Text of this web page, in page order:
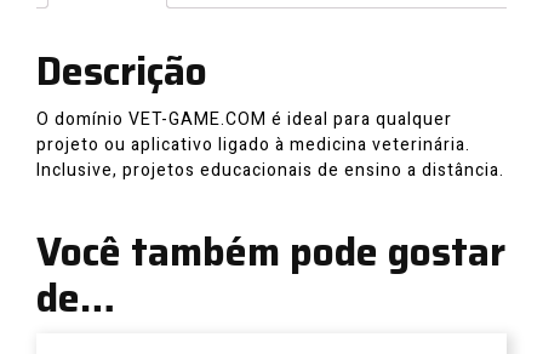
Descrição
O domínio VET-GAME.COM é ideal para qualquer
projeto ou aplicativo ligado à medicina veterinária.
Inclusive, projetos educacionais de ensino a distância.
Você também pode gostar
de…